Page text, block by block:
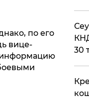
по его
вице-
30